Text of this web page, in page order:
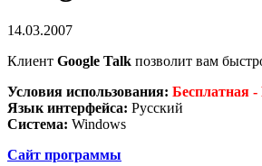
14.03.2007
Клиент Google Talk позволит вам
Условия использования: Бесплатная -
Язык интерфейса: Русский
Система: Windows
Сайт программы